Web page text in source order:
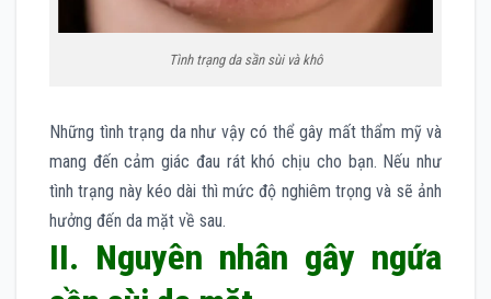
Tình trạng da sần sùi và khô
Những tình trạng da như vậy có thể gây mất thẩm mỹ và
mang đến cảm giác đau rát khó chịu cho bạn. Nếu như
tình trạng này kéo dài thì mức độ nghiêm trọng và sẽ ảnh
hưởng đến da mặt về sau.
II. Nguyên nhân gây ngứa